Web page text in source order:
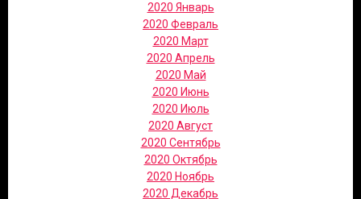
2020 Январь
2020 Февраль
2020 Март
2020 Апрель
2020 Май
2020 Июнь
2020 Июль
2020 Август
2020 Сентябрь
2020 Октябрь
2020 Ноябрь
2020 Декабрь